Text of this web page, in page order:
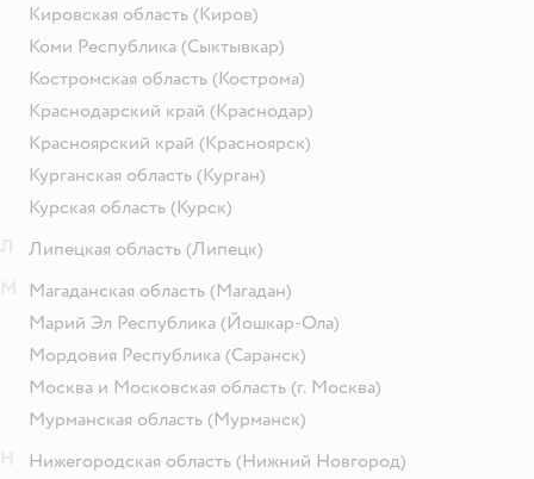
Кировская область (Киров)
Коми Республика (Сыктывкар)
Костромская область (Кострома)
Краснодарский край (Краснодар)
Красноярский край (Красноярск)
Курганская область (Курган)
Курская область (Курск)
Липецкая область (Липецк)
Магаданская область (Магадан)
Марий Эл Республика (Йошкар-Ола)
Мордовия Республика (Саранск)
Москва и Московская область (г. Москва)
Мурманская область (Мурманск)
Нижегородская область (Нижний Новгород)